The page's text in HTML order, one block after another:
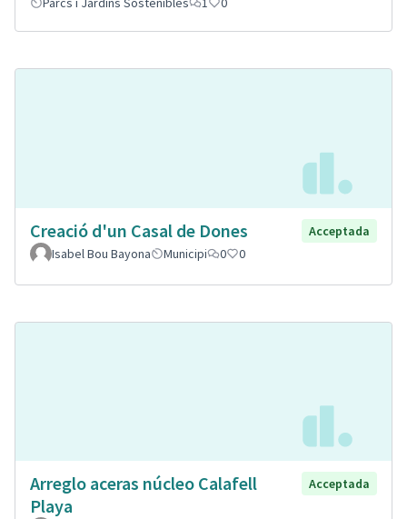
Creació d'un Casal de Dones
Acceptada
Isabel Bou Bayona
Municipi 0 0
Arreglo aceras núcleo Calafell
Playa
Acceptada